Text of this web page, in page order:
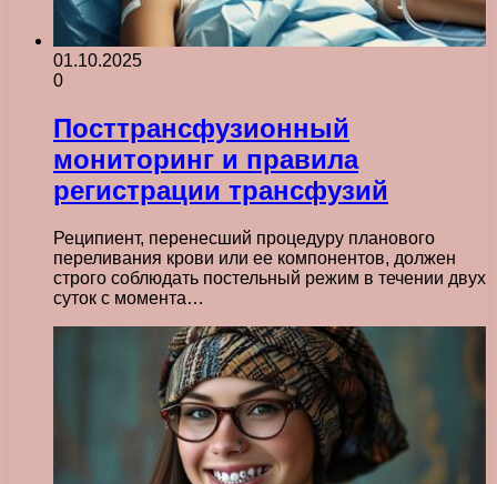
01.10.2025
0
Посттрансфузионный
мониторинг и правила
регистрации трансфузий
Реципиент, перенесший процедуру планового
переливания крови или ее компонентов, должен
строго соблюдать постельный режим в течении двух
суток с момента…